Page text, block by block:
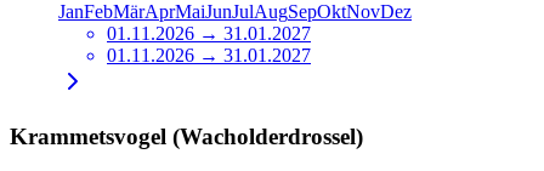
JanFebMärAprMaiJunJulAugSepOktNovDez
01.11.2026 → 31.01.2027
01.11.2026 → 31.01.2027
Krammetsvogel (Wacholderdrossel)